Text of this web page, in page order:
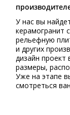
У нас вы
керамогранит
рельефную
и других
дизайн
размеры,
Уже на этапе
смотреться